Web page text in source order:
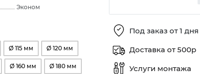
Эконом
Ø 115 мм Ø 120 мм
Ø 160 мм Ø 180 мм
Под заказ от 1 дня
Доставка от 500р
Услуги монтажа